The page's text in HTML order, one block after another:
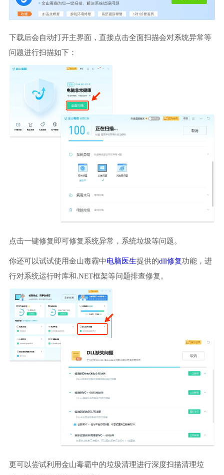
下载后会自动打开主界面，直接点击全面扫描会对系统异常等
问题进行扫描如下：
点击一键修复即可修复系统异常，系统垃圾等问题。
你还可以试试使用金山毒霸中电脑医生提供的dll修复功能，进
行对系统运行时库和.NET框架等问题排查修复。
更可以尝试利用金山毒霸中的垃圾清理进行深度扫描清理垃